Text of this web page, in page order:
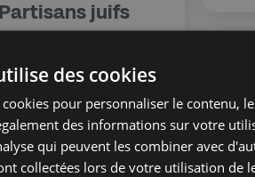
juifs
les nazis
Cardozo
des cookies
pour personnaliser le contenu,
des informations sur votre
qui peuvent les combiner avec
collectées lors de votre utilisation de